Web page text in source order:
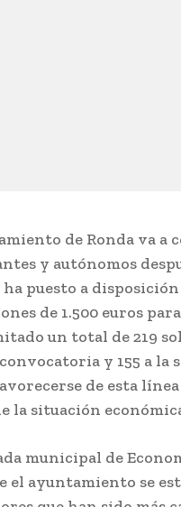
de Ronda va a
y autónomos
ha puesto a
de 1.500 euros
un total de 219
y 155 a la
de esta
la situación
municipal de
el ayuntamiento se